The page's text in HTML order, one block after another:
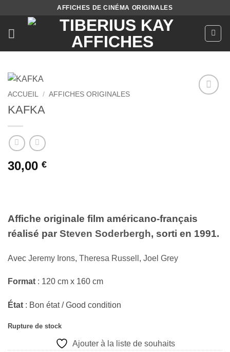
contenu
AFFICHES DE CINÉMA ORIGINALES
ACCUEIL / AFFICHES ORIGINALES
KAFKA
30,00 €
Affiche originale film américano-français
réalisé par Steven Soderbergh, sorti en 1991.
Avec Jeremy Irons, Theresa Russell , Joel Grey
Format : 120 cm x 160 cm
État : Bon état / Good condition
Rupture de stock
Ajouter à la liste de souhaits